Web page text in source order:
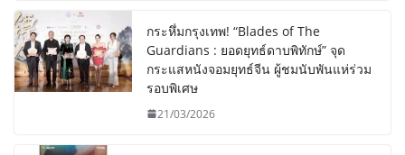
กระหึ่มกรุงเทพ! “Blades of The
Guardians : ยอดยุทธ์ดาบพิทักษ์” จุด
กระแสหนังจอมยุทธ์จีน ผู้ชมนับพันแห่ร่วม
รอบพิเศษ
21/03/2026